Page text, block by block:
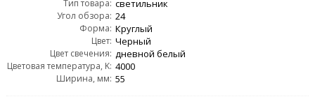
Тип товара: светильник
Угол обзора: 24
Форма: Круглый
Цвет: Черный
Цвет свечения: дневной белый
Цветовая температура, K: 4000
Ширина, мм: 55